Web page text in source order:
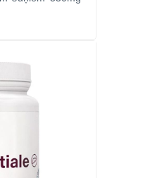
HEPATIALE
antibiotiku vai citu
arī paaugstinātas aknu